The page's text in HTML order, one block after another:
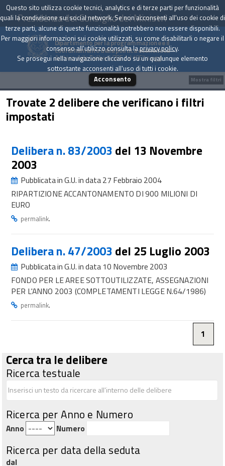
Presidenza del Consiglio dei Ministri
Dipartimento per la programmazione e il
coordinamento della politica economica
Archivio delle Delibere CIPE dal 1967 a oggi
Trovate 2 delibere che verificano i filtri
impostati
Delibera n. 83/2003 del 13 Novembre
2003
Pubblicata in G.U. in data 27 Febbraio 2004
RIPARTIZIONE ACCANTONAMENTO DI 900 MILIONI DI
EURO
permalink.
Delibera n. 47/2003 del 25 Luglio 2003
Pubblicata in G.U. in data 10 Novembre 2003
FONDO PER LE AREE SOTTOUTILIZZATE, ASSEGNAZIONI
PER L'ANNO 2003 (COMPLETAMENTI LEGGE N.64/1986)
permalink.
1
Cerca tra le delibere
Ricerca testuale
Ricerca per Anno e Numero
Anno Numero
Ricerca per data della seduta
dal
Mostra filtri
Questo sito utilizza cookie tecnici, analytics e di terze parti per funzionalità
quali la condivisione sui social network. Se non acconsenti all'uso dei cookie di
terze parti, alcune di queste funzionalità potrebbero non essere disponibili.
Per maggiori informazioni sui cookie utilizzati, su come disabilitarli o negare il
consenso all'utilizzo consulta laprivacy policy.
Se prosegui nella navigazione cliccando su un qualunque elemento
sottostante acconsenti all'uso di tutti i cookie.
Acconsento